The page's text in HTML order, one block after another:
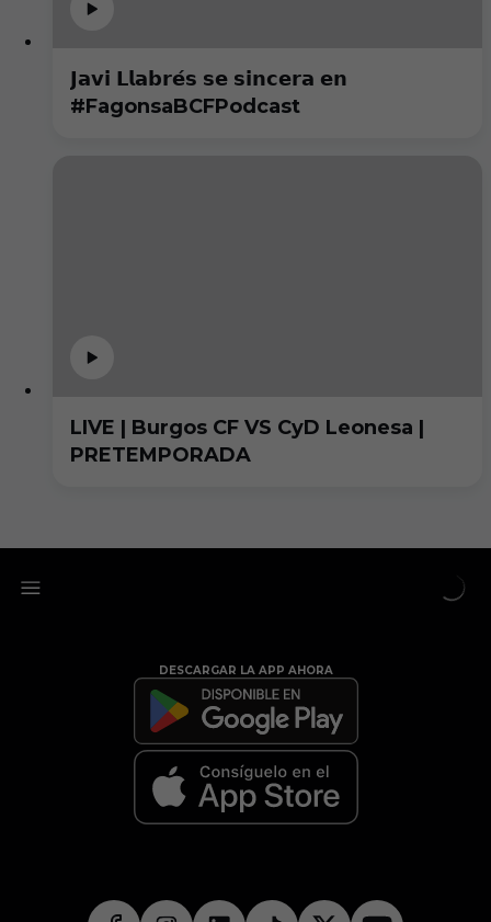
𝗝𝗮𝘃𝗶 𝗟𝗹𝗮𝗯𝗿𝗲́𝘀 𝘀𝗲 𝘀𝗶𝗻𝗰𝗲𝗿𝗮 𝗲𝗻
#FagonsaBCFPodcast
LIVE | Burgos CF VS CyD Leonesa |
PRETEMPORADA
DESCARGAR LA APP AHORA